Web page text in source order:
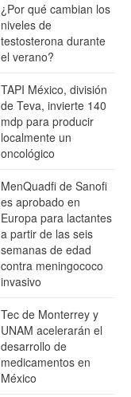
¿Por qué cambian los
niveles de
testosterona durante
el verano?
TAPI México, división
de Teva, invierte 140
mdp para producir
localmente un
oncológico
MenQuadfi de Sanofi
es aprobado en
Europa para lactantes
a partir de las seis
semanas de edad
contra meningococo
invasivo
Tec de Monterrey y
UNAM acelerarán el
desarrollo de
medicamentos en
México